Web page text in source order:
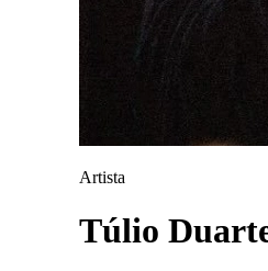
Artista
Túlio